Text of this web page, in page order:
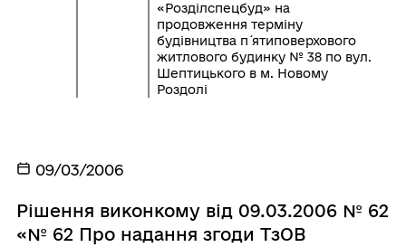
«Розділспецбуд» на
продовження терміну
будівництва п´ятиповерхового
житлового будинку № 38 по вул.
Шептицького в м. Новому
Роздолі
09/03/2006
Рішення виконкому від 09.03.2006 № 62
«№ 62 Про надання згоди ТзОВ